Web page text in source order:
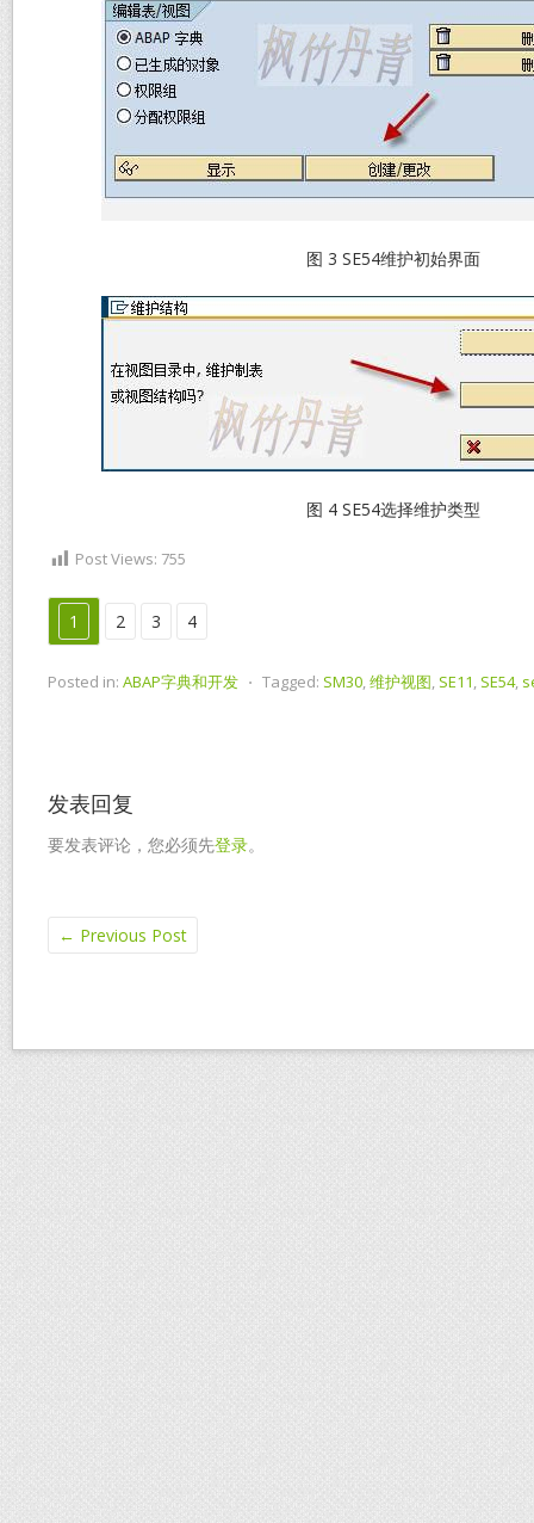
图 3 SE54维护初始界面
图 4 SE54选择维护类型
Post Views: 755
1 2 3 4
Posted in: ABAP字典和开发 ⋅ Tagged: SM30 维护视图 SE11 SE54,
发表回复
要发表评论，您必须先登录。
← Previous Post